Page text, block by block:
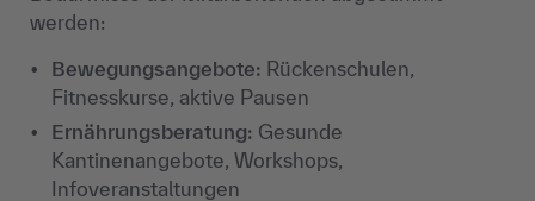
werden:
Bewegungsangebote: Rückenschulen,
Fitnesskurse, aktive Pausen
Ernährungsberatung: Gesunde
Kantinenangebote, Workshops,
Infoveranstaltungen